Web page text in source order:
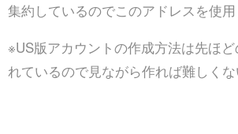
集約しているのでこのアドレスを使用
※US版アカウントの作成方法は先ほ
れているので見ながら作れば難しくな